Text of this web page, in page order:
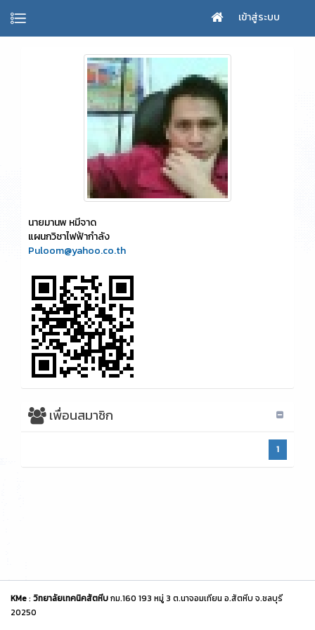
เข้าสู่ระบบ
นายมานพ หมีจาด
แผนกวิชาไฟฟ้ากำลัง
Puloom@yahoo.co.th
เพื่อนสมาชิก
1
KMe: วิทยาลัยเทคนิคสัตหีบกม.160 193 หมู่ 3 ต.นาจอมเทียน อ.สัตหีบ จ.ชลบุรี
20250